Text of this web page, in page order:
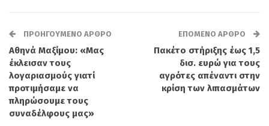
συμπλήρωναν έντονες ροζ κάλτσες. Η ίδια
έδειχνε πλήρως προσγειωμένη,
συνοδευόμενη από το αγαπημένο της
κατοικίδιο, ενώ κρατούσε σακούλες από
ΠΡΟΗΓΟΎΜΕΝΟ ΆΡΘΡΟ
Αθηνά Μαξίμου: «Μας
έκλεισαν τους
λογαριασμούς γιατί
προτιμήσαμε να
πληρώσουμε τους
συναδέλφους μας»
ΕΠΌΜΕΝΟ ΆΡΘΡΟ
Πακέτο στήριξης έως 1,5
δισ. ευρώ για τους
αγρότες απέναντι στην
κρίση των λιπασμάτων